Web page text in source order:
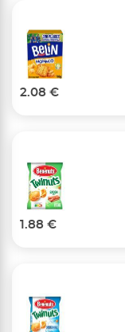
2.08 €
1.88 €